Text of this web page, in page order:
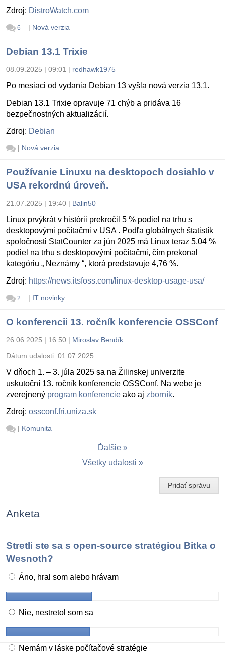
Zdroj: DistroWatch.com
6 | Nová verzia
Debian 13.1 Trixie
08.09.2025 | 09:01 | redhawk1975
Po mesiaci od vydania Debian 13 vyšla nová verzia 13.1.
Debian 13.1 Trixie opravuje 71 chýb a pridáva 16
bezpečnostných aktualizácií.
Zdroj: Debian
| Nová verzia
Používanie Linuxu na desktopoch dosiahlo v
USA rekordnú úroveň.
21.07.2025 | 19:40 | Balin50
Linux prvýkrát v histórii prekročil 5 % podiel na trhu s
desktopovými počítačmi v USA . Podľa globálnych štatistík
spoločnosti StatCounter za jún 2025 má Linux teraz 5,04 %
podiel na trhu s desktopovými počítačmi, čím prekonal
kategóriu „ Neznámy “, ktorá predstavuje 4,76 %.
Zdroj: https://news.itsfoss.com/linux-desktop-usage-usa/
2 | IT novinky
O konferencii 13. ročník konferencie OSSConf
26.06.2025 | 16:50 | Miroslav Bendík
Dátum udalosti: 01.07.2025
V dňoch 1. – 3. júla 2025 sa na Žilinskej univerzite
uskutoční 13. ročník konferencie OSSConf. Na webe je
zverejnený program konferencie ako aj zborník.
Zdroj: ossconf.fri.uniza.sk
| Komunita
Ďalšie
Všetky udalosti
Pridať správu
Anketa
Stretli ste sa s open-source stratégiou Bitka o
Wesnoth?
Áno, hral som alebo hrávam
Nie, nestretol som sa
Nemám v láske počítačové stratégie